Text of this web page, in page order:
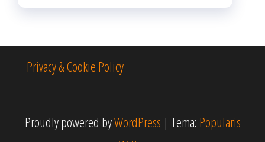
Privacy & Cookie Policy
Proudly powered byWordPress | Tema: Popularis